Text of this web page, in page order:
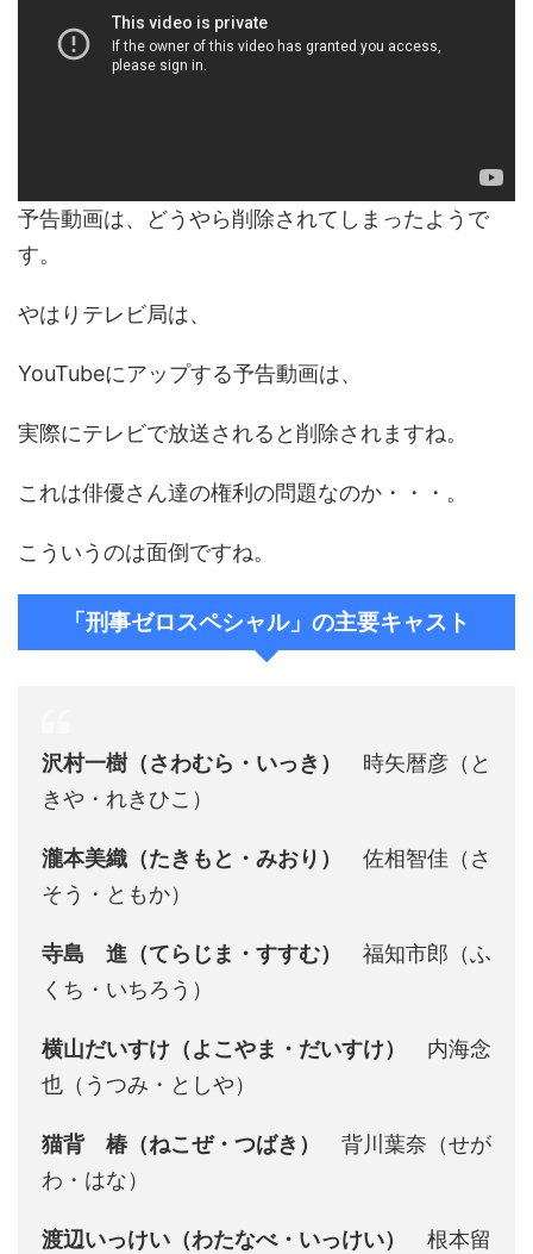
予告動画は、どうやら削除されてしまったようで
す。
やはりテレビ局は、
YouTubeにアップする予告動画は、
実際にテレビで放送されると削除されますね。
これは俳優さん達の権利の問題なのか・・・。
こういうのは面倒ですね。
「刑事ゼロスペシャル」の主要キャスト
沢村一樹（さわむら・いっき）
時矢暦彦（と
きや・れきひこ）
瀧本美織（たきもと・みおり）
佐相智佳（さ
そう・ともか）
寺島 進（てらじま・すすむ）
福知市郎（ふ
くち・いちろう）
横山だいすけ（よこやま・だいすけ）
内海念
也（うつみ・としや）
猫背 椿（ねこぜ・つばき）
背川葉奈（せが
わ・はな）
渡辺いっけい（わたなべ・いっけい）
根本留